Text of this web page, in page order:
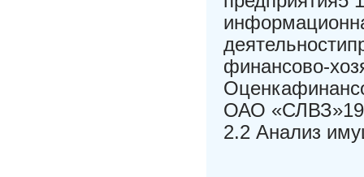
финансово-
ОАО «СЛВЗ»19
2.2 Анализ